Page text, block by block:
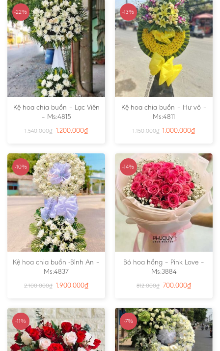
-22%
Kệ hoa chia buồn – Lạc Viên
– Ms:4815
1.540.000₫ 1.200.000₫
-13%
Kệ hoa chia buồn – Hư vô –
Ms:4811
1.150.000₫ 1.000.000₫
-10%
Kệ hoa chia buồn -Bình An –
Ms:4837
2.100.000₫ 1.900.000₫
-14%
Bó hoa hồng – Pink Love –
Ms:3884
812.000₫ 700.000₫
-11% -7%